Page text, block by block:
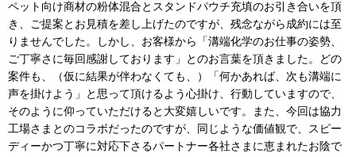
ペット向け商材の粉体混合とスタンドパウチ充填のお引き合いを頂
き、ご提案とお見積を差し上げたのですが、残念ながら成約には至
りませんでした。しかし、お客様から「溝端化学のお仕事の姿勢、
ご丁寧さに毎回感謝しております」とのお言葉を頂きました。どの
案件も、（仮に結果が伴わなくても、）「何かあれば、次も溝端に
声を掛けよう」と思って頂けるよう心掛け、行動していますので、
そのように仰っていただけると大変嬉しいです。また、今回は協力
工場さまとのコラボだったのですが、同じような価値観で、スピー
ディーかつ丁寧に対応下さるパートナー各社さまに恵まれたお陰で